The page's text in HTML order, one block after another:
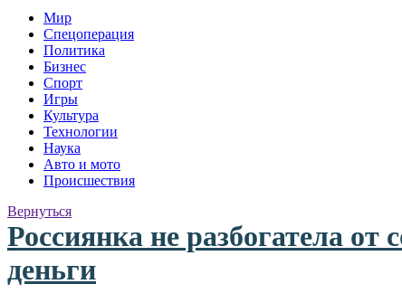
Мир
Спецоперация
Политика
Бизнес
Спорт
Игры
Культура
Технологии
Наука
Авто и мото
Происшествия
Вернуться
Россиянка не разбогатела от
деньги